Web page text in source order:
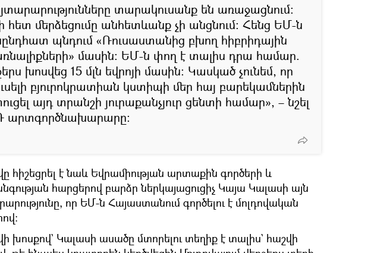
տարակուսանք են առաջացնում։
հետ մերձեցումը անհետևանք չի անցնում։ Հենց ԵՄ-ն
պնդում «Ռուսաստանից բխող հիբրիդային
մասին։ ԵՄ-ն փող է տալիս դրա համար.
խոսվեց 15 մլն եվրոյի մասին։ Կասկած չունեմ, որ
բյուրոկրատիան կստիպի մեր հայ բարեկամներին
այդ տրանշի յուրաքանչյուր ցենտի համար», – նշել
արտգործնախարարը։
հիշեցրել է նաև Եվրամիության արտաքին գործերի և
հարցերով բարձր ներկայացուցիչ Կայա Կալասի այն
որ ԵՄ-ն Հայաստանում գործելու է մոլդովական
խոսքով` Կալասի ասածը մտորելու տեղիք է տալիս` հաշվի